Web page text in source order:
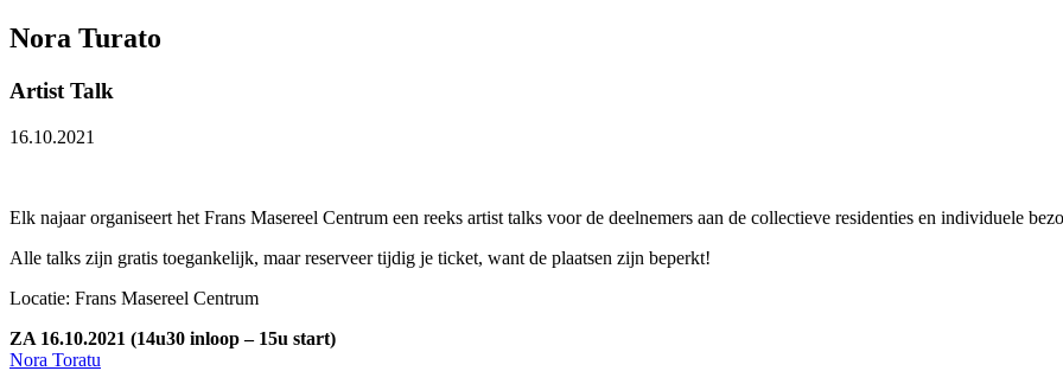
Nora Turato
Artist Talk
16.10.2021
Elk najaar organiseert het Frans Masereel Centrum een reeks artist talks voor de deelnemers aan de collectieve residenties en individuele
Alle talks zijn gratis toegankelijk, maar reserveer tijdig je ticket, want de plaatsen zijn beperkt!
Locatie: Frans Masereel Centrum
ZA 16.10.2021 (14u30 inloop – 15u start)
Nora Toratu